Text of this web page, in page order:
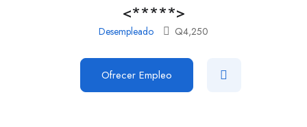
<*****>
Desempleado Q4,250
Ofrecer Empleo